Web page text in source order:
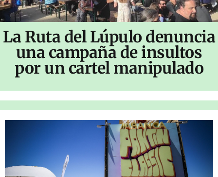
La Ruta del Lúpulo denuncia
una campaña de insultos
por un cartel manipulado